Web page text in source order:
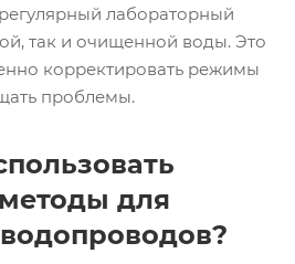
лабораторный
так и очищенной воды. Это
корректировать режимы
проблемы.
для